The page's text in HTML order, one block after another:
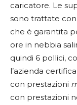
caricatore. Le
sono trattate
che è garantita
ore in nebbia
quindi 6 pollici,
l’azienda
con prestazioni
con prestazioni